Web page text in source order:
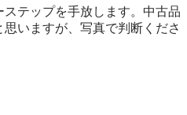
テップを手放します。中古品
いますが、写真で判断くださ